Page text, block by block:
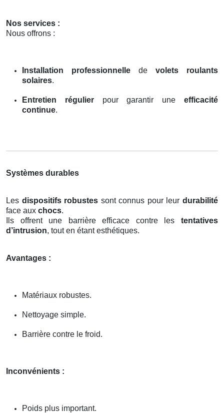
Nos services :
Nous offrons :
Installation professionnelle de volets roulants
solaires.
Entretien régulierpour garantir uneefficacité
continue.
Systèmes durables
Les dispositifs robustes sont connus pour leurdurabilité
face aux chocs.
Ils offrent une barrière efficace contre les tentatives
d’intrusion, tout en étant esthétiques.
Avantages :
Matériaux robustes.
Nettoyage simple.
Barrière contre le froid.
Inconvénients :
Poids plus important.